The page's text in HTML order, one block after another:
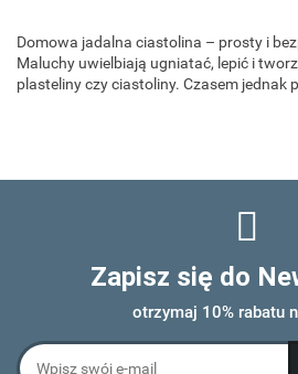
Domowa jadalna ciastolina – prosty i
Maluchy uwielbiają ugniatać, lepić i
plasteliny czy ciastoliny. Czasem jednak
Zapisz się do
otrzymaj 10% rabatu